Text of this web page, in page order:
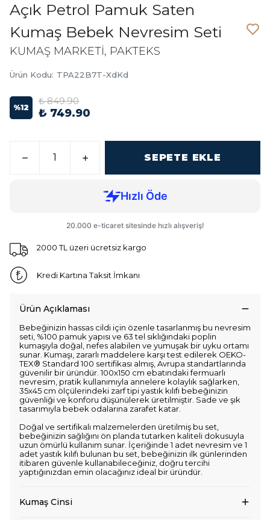
Açık Petrol Pamuk Saten
Kumaş Bebek Nevresim Seti
KUMAŞ MARKETİ, PAKTEKS
Ürün Kodu: TPA22B7T-XdKd
%12
₺ 849.90
₺ 749.90
SEPETE EKLE
2000 TL üzeri ücretsiz kargo
Kredi Kartına Taksit İmkanı
Ürün Açıklaması
Bebeğinizin hassas cildi için özenle tasarlanmış bu nevresim
seti, %100 pamuk yapısı ve 63 tel sıklığındaki poplin
kumaşıyla doğal, nefes alabilen ve yumuşak bir uyku ortamı
sunar. Kumaşı, zararlı maddelere karşı test edilerek OEKO-
TEX® Standard 100 sertifikası almış, Avrupa standartlarında
güvenilir bir üründür. 100x150 cm ebatındaki fermuarlı
nevresim, pratik kullanımıyla annelere kolaylık sağlarken,
35x45 cm ölçülerindeki zarf tipi yastık kılıfı bebeğinizin
güvenliği ve konforu düşünülerek üretilmiştir. Sade ve şık
tasarımıyla bebek odalarına zarafet katar.
Doğal ve sertifikalı malzemelerden üretilmiş bu set,
bebeğinizin sağlığını ön planda tutarken kaliteli dokusuyla
uzun ömürlü kullanım sunar. İçeriğinde 1 adet nevresim ve 1
adet yastık kılıfı bulunan bu set, bebeğinizin ilk günlerinden
itibaren güvenle kullanabileceğiniz, doğru tercihi
yaptığınızdan emin olacağınız ideal bir üründür.
Kumaş Cinsi